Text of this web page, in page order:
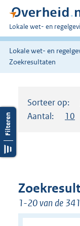
U
bent
hier:
Lokale wet- en
Lokale wet- en
Zoekresultaten
Sorteer op:
Aantal:
10
1-20 van de